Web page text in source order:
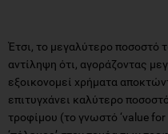
Έτσι, το μεγαλύτερο ποσοστό
αντίληψη ότι, αγοράζοντας
εξοικονομεί χρήματα
επιτυγχάνει καλύτερο
τροφίμου (το γνωστό ‘value